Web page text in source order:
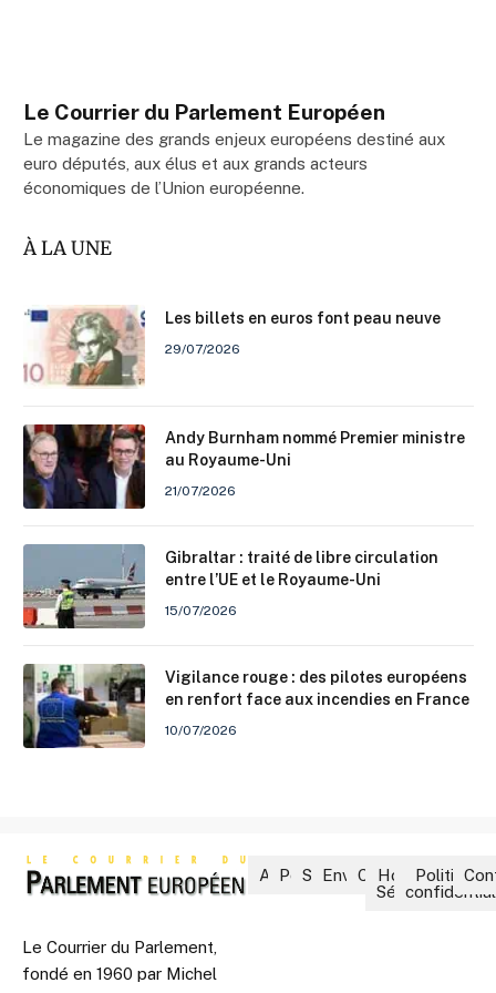
Le Courrier du Parlement Européen
Le magazine des grands enjeux européens destiné aux
euro députés, aux élus et aux grands acteurs
économiques de l’Union européenne.
À LA UNE
Les billets en euros font peau neuve
29/07/2026
Andy Burnham nommé Premier ministre
au Royaume-Uni
21/07/2026
Gibraltar : traité de libre circulation
entre l’UE et le Royaume-Uni
15/07/2026
Vigilance rouge : des pilotes européens
en renfort face aux incendies en France
10/07/2026
Le Courrier du Parlement,
fondé en 1960 par Michel
Accueil
Politique
Société
Environnement
CultureHors-
Séries
Politique